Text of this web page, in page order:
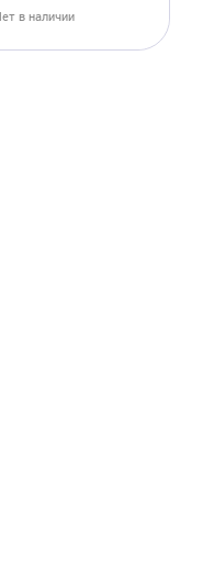
в наличии